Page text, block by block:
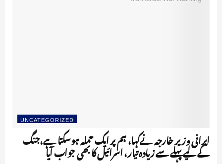
UNCATEGORIZED
ایرانی وزیر خارجہ نےکہا، ہم پر ایک حملہ ہوسکتا ہے،جنگ
کے لیے پہلے سے زیادہ تیار، اسرائیل کا بھی جواب آیا